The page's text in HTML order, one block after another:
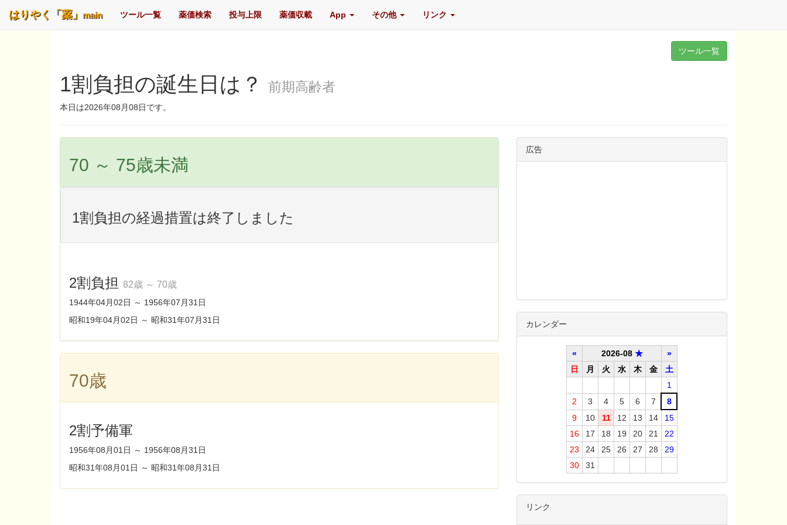
はりやく「薬」 main ツール一覧 薬価検索 投与上限 薬価収載 App その他 リンク
ツール一覧
1割負担の誕生日は？ 前期高齢者
本日は2026年08月08日です。
70 ～ 75歳未満
1割負担の経過措置は終了しました
2割負担 82歳 ～ 70歳
1944年04月02日 ～ 1956年07月31日
昭和19年04月02日 ～ 昭和31年07月31日
70歳
2割予備軍
1956年08月01日 ～ 1956年08月31日
昭和31年08月01日 ～ 昭和31年08月31日
広告
カレンダー
« 2026-08 ★
»
日
月 火 水 木 金
土
1
2
3 4 5 6 7
8
9
10 11 12 13 14
15
16
17 18 19 20 21
22
23
24 25 26 27 28
29
30
31
リンク